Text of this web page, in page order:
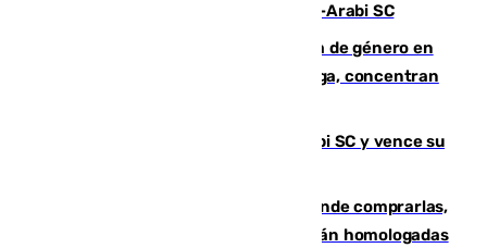
Eneko Jauregui, bigoleador contra el Al-Arabi SC
35 mujeres asesinadas por violencia de género en
España en este 2026: Andalucía y Málaga, concentran
El Málaga es muy superior al Al-Arabi SC y vence su
Gafas para el eclipse solar 2026: dónde comprarlas,
dónde conseguirlas y cómo saber si están homologadas